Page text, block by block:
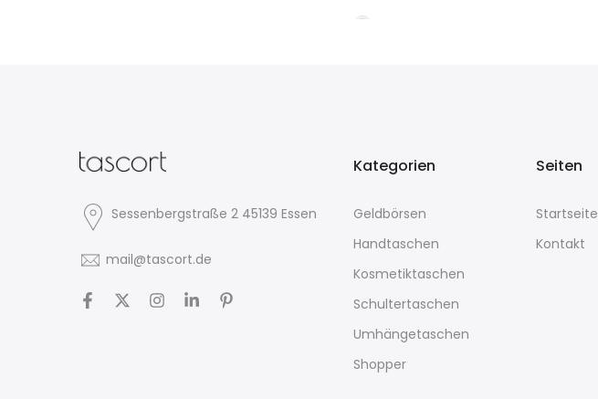
Sessenbergstraße 2 45139 Essen
mail@tascort.de
Kategorien
Geldbörsen
Handtaschen
Kosmetiktaschen
Schultertaschen
Umhängetaschen
Shopper
Seiten
Startseite
Kontakt